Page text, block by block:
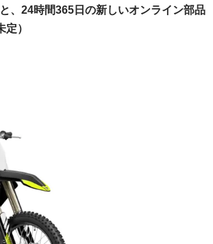
、24時間365日の新しいオンライン部品
）